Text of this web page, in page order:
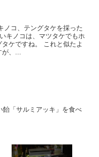
ノコ、テングタケを採った
キノコは、マツタケでもホ
ケですね。 これと似たよ
が、...
飴「サルミアッキ」を食べ